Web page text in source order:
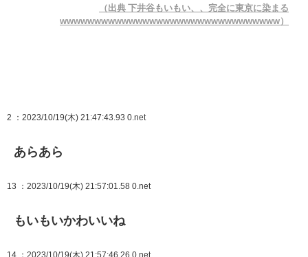
（出典 下井谷もいもい、、完全に東京に染まる
wwwwwwwwwwwwwwwwwwwwwwwwwwwwwwww）
2 ：2023/10/19(木) 21:47:43.93 0.net
あらあら
13 ：2023/10/19(木) 21:57:01.58 0.net
もいもいかわいいね
14 ：2023/10/19(木) 21:57:46.26 0.net